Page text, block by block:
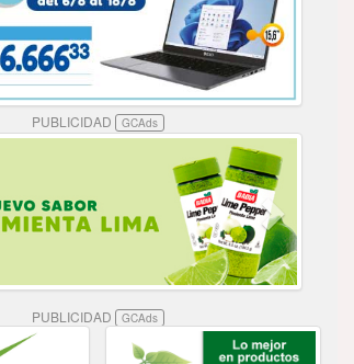
PUBLICIDAD GCAds
PUBLICIDAD GCAds